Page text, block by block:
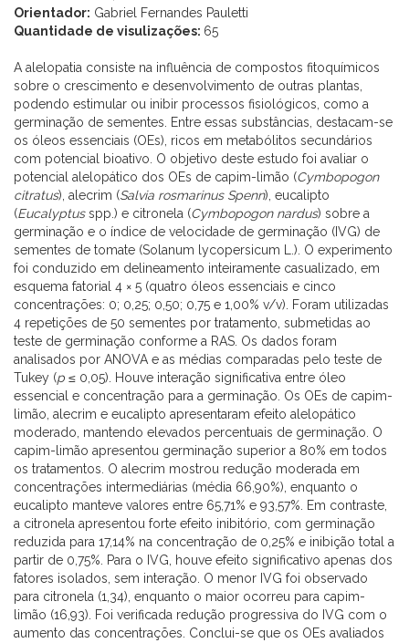
Orientador: Gabriel Fernandes Pauletti
Quantidade de visulizações: 65
A alelopatia consiste na influência de compostos fitoquímicos
sobre o crescimento e desenvolvimento de outras plantas,
podendo estimular ou inibir processos fisiológicos, como a
germinação de sementes. Entre essas substâncias, destacam-se
os óleos essenciais (OEs), ricos em metabólitos secundários
com potencial bioativo. O objetivo deste estudo foi avaliar o
potencial alelopático dos OEs de capim-limão (Cymbopogon
citratus), alecrim (Salvia rosmarinus Spenn), eucalipto
(Eucalyptusspp.) e citronela (Cymbopogon nardus) sobre a
germinação e o índice de velocidade de germinação (IVG) de
sementes de tomate (Solanum lycopersicum L.). O experimento
foi conduzido em delineamento inteiramente casualizado, em
esquema fatorial 4 × 5 (quatro óleos essenciais e cinco
concentrações: 0; 0,25; 0,50; 0,75 e 1,00% v/v). Foram utilizadas
4 repetições de 50 sementes por tratamento, submetidas ao
teste de germinação conforme a RAS. Os dados foram
analisados por ANOVA e as médias comparadas pelo teste de
Tukey (p ≤ 0,05). Houve interação significativa entre óleo
essencial e concentração para a germinação. Os OEs de capim-
limão, alecrim e eucalipto apresentaram efeito alelopático
moderado, mantendo elevados percentuais de germinação. O
capim-limão apresentou germinação superior a 80% em todos
os tratamentos. O alecrim mostrou redução moderada em
concentrações intermediárias (média 66,90%), enquanto o
eucalipto manteve valores entre 65,71% e 93,57%. Em contraste,
a citronela apresentou forte efeito inibitório, com germinação
reduzida para 17,14% na concentração de 0,25% e inibição total a
partir de 0,75%. Para o IVG, houve efeito significativo apenas dos
fatores isolados, sem interação. O menor IVG foi observado
para citronela (1,34), enquanto o maior ocorreu para capim-
limão (16,93). Foi verificada redução progressiva do IVG com o
aumento das concentrações. Conclui-se que os OEs avaliados